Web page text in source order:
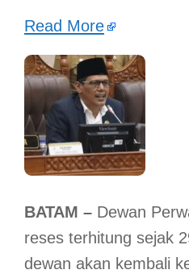
Read More
BATAM – Dewan
reses terhitung sejak
dewan akan kembali